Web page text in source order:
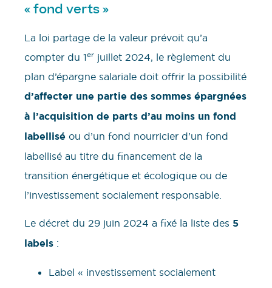
« fond verts »
La loi partage de la valeur prévoit qu’a
compter du 1er juillet 2024, le règlement du
plan d’épargne salariale doit offrir la possibilité
d’affecter une partie des sommes épargnées
à l’acquisition de parts d’au moins un fond
labellisé ou d’un fond nourricier d’un fond
labellisé au titre du financement de la
transition énergétique et écologique ou de
l’investissement socialement responsable.
Le décret du 29 juin 2024 a fixé la liste des 5
labels :
Label « investissement socialement